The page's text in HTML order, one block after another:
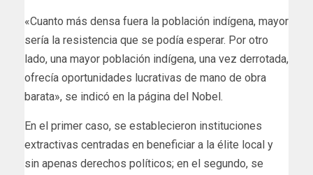
«Cuanto más densa fuera la población indígena, mayor
sería la resistencia que se podía esperar. Por otro
lado, una mayor población indígena, una vez derrotada,
ofrecía oportunidades lucrativas de mano de obra
barata», se indicó en la página del Nobel.
En el primer caso, se establecieron instituciones
extractivas centradas en beneficiar a la élite local y
sin apenas derechos políticos; en el segundo, se